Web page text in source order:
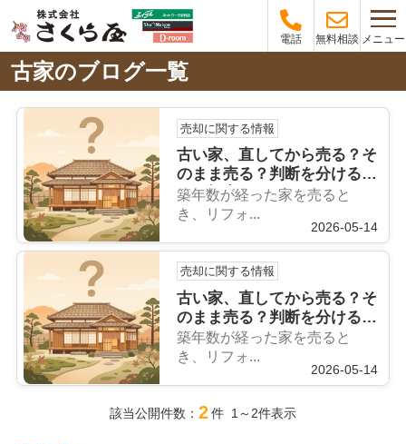
電話 無料相談 メニュー
古家のブログ一覧
売却に関する情報
古い家、直してから売る？そ
のまま売る？判断を分ける3
つの視点
築年数が経った家を売ると
き、リフォ...
2026-05-14
売却に関する情報
古い家、直してから売る？そ
のまま売る？判断を分ける3
つの視点
築年数が経った家を売ると
き、リフォ...
2026-05-14
該当公開件数： 2件 1～2件表示